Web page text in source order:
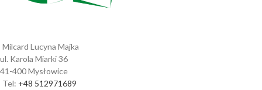
Milcard Lucyna Majka
ul. Karola Miarki 36
41-400 Mysłowice
Tel: +48 512971689